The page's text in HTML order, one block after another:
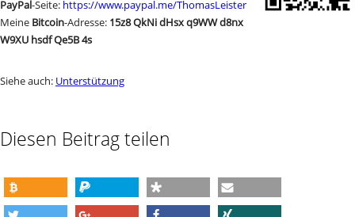
PayPal-Seite: https://www.paypal.me/ThomasLeister
Meine Bitcoin-Adresse: 15z8 QkNi dHsx q9WW d8nx
W9XU hsdf Qe5B 4s
Siehe auch: Unterstützung
Diesen Beitrag teilen
spenden spenden teilen e-mail